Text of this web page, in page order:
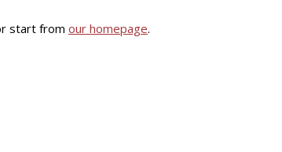
start from our homepage.